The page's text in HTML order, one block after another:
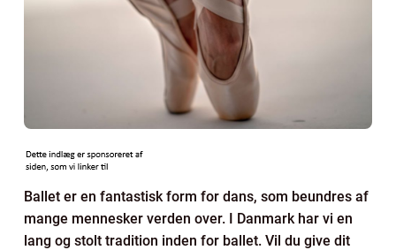
Ballet er en fantastisk form for dans, som beundres af
mange mennesker verden over. I Danmark har vi en
lang og stolt tradition inden for ballet. Vil du give dit